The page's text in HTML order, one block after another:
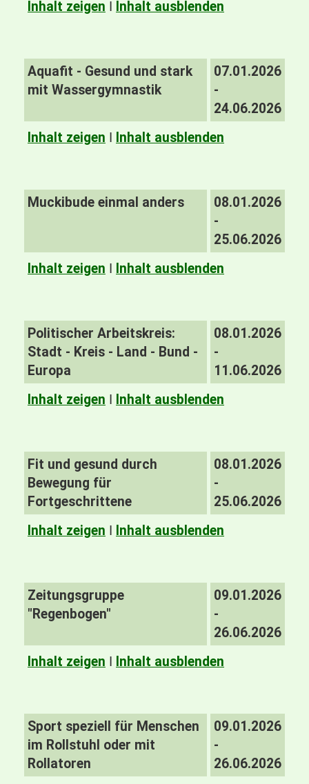
Inhalt zeigen I Inhalt ausblenden
Aquafit - Gesund und stark
mit Wassergymnastik
07.01.2026
-
24.06.2026
Inhalt zeigen I Inhalt ausblenden
Muckibude einmal anders
08.01.2026
-
25.06.2026
Inhalt zeigen I Inhalt ausblenden
Politischer Arbeitskreis:
Stadt - Kreis - Land - Bund -
Europa
08.01.2026
-
11.06.2026
Inhalt zeigen I Inhalt ausblenden
Fit und gesund durch
Bewegung für
Fortgeschrittene
08.01.2026
-
25.06.2026
Inhalt zeigen I Inhalt ausblenden
Zeitungsgruppe
"Regenbogen"
09.01.2026
-
26.06.2026
Inhalt zeigen I Inhalt ausblenden
Sport speziell für Menschen
im Rollstuhl oder mit
Rollatoren
09.01.2026
-
26.06.2026